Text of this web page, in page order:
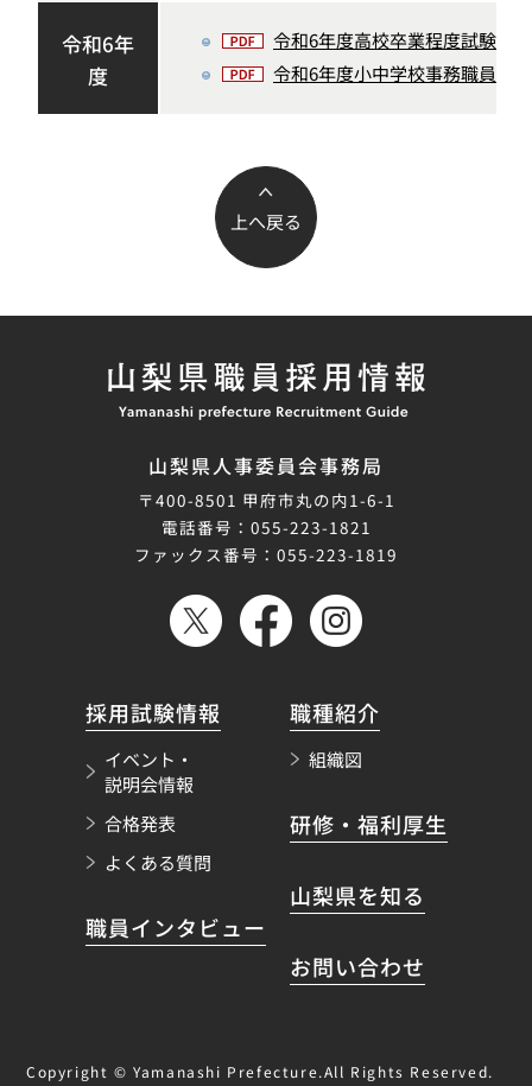
令和6年
度
令和6年度高校卒業程度試験例
令和6年度小中学校事務職員採
山梨県職員採用情
山梨県人事委員会事務局
〒400-8501 甲府市丸の内1-6-1
電話番号：055-223-1821
ファックス番号：055-223-1819
採用試験情報
イベント・
説明会情報
合格発表
よくある質問
職員インタビュー
職種紹介
組織図
研修・福利厚生
山梨県を知る
お問い合わせ
Copyright © Yamanashi Prefecture.All Rights Reserved.
上へ戻る